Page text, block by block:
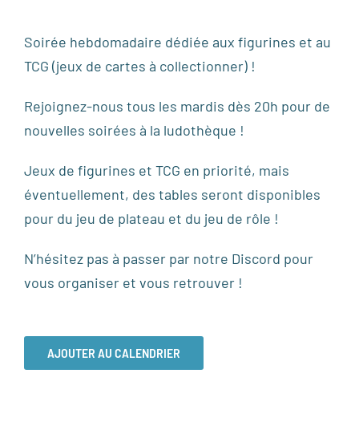
Soirée hebdomadaire dédiée aux figurines et au
TCG (jeux de cartes à collectionner) !
Rejoignez-nous tous les mardis dès 20h pour de
nouvelles soirées à la ludothèque !
Jeux de figurines et TCG en priorité, mais
éventuellement, des tables seront disponibles
pour du jeu de plateau et du jeu de rôle !
N’hésitez pas à passer par notre Discord pour
vous organiser et vous retrouver !
AJOUTER AU CALENDRIER